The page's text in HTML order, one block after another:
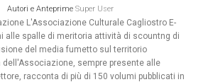
Autori e Anteprime Super User
L'Associazione Culturale Cagliostro E-
alle spalle di meritoria attività di scountng di
del media fumetto sul territorio
dell'Associazione, sempre presente alle
racconta di più di 150 volumi pubblicati in